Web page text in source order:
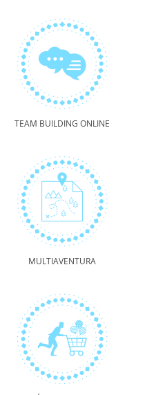
TEAM BUILDING ONLINE
MULTIAVENTURA